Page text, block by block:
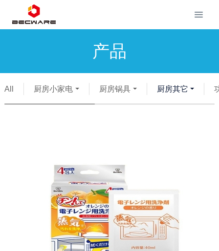
产品
All 厨房小家电 厨房锅具 厨房其它